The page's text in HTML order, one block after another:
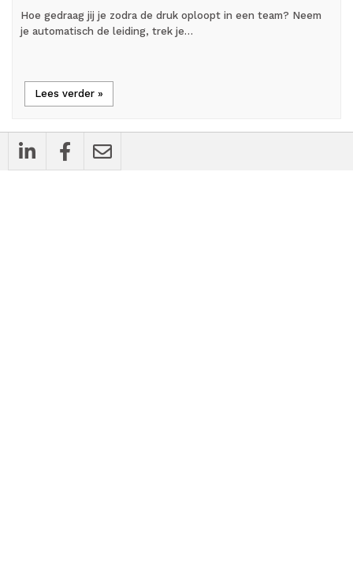
Hoe gedraag jij je zodra de druk oploopt in een team? Neem
je automatisch de leiding, trek je…
Lees verder »